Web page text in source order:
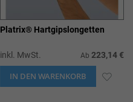
Platrix® Hartgipslongetten
inkl. MwSt. Ab 223,14 €
IN DEN WARENKORB ZUR